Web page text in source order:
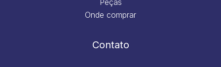
Peças
Onde comprar
Contato